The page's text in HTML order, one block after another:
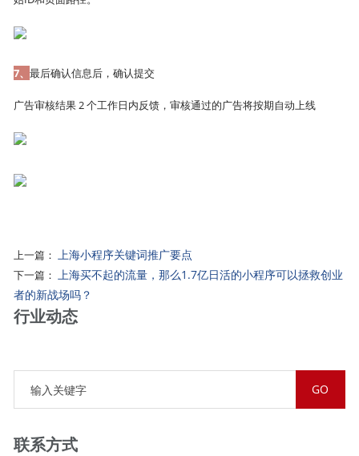
7、最后确认信息后，确认提交
广告审核结果 2 个工作日内反馈，审核通过的广告将按期自动上线
上一篇：上海小程序关键词推广要点
下一篇：上海买不起的流量，那么1.7亿日活的小程序可以拯救创业
者的新战场吗？
行业动态
联系方式